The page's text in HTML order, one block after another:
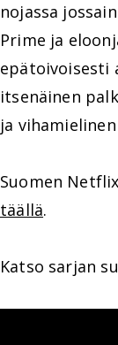
nojassa
Prime ja
epätoivoisesti
itsenäinen
ja
Suomen
täällä.
Katso sarjan